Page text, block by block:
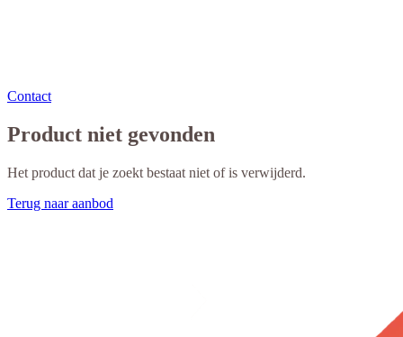
Contact
Product niet gevonden
Het product dat je zoekt bestaat niet of is verwijderd.
Terug naar aanbod